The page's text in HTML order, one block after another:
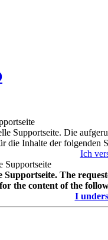
Supportseite. Die
die Inhalte der folgenden
Ich
Supportseite
The
the content of the
I